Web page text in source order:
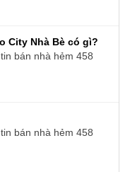
City Nhà Bè có gì?
bán nhà hẻm 458
bán nhà hẻm 458